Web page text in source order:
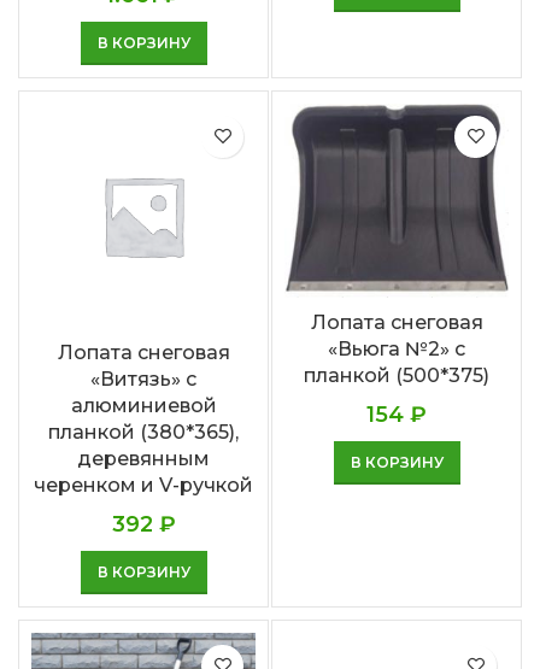
В КОРЗИНУ
Лопата снеговая
«Витязь» с
алюминиевой
планкой (380*365),
деревянным
черенком и V-ручкой
392 ₽
В КОРЗИНУ
Лопата снеговая
«Вьюга №2» с
планкой (500*375)
154 ₽
В КОРЗИНУ